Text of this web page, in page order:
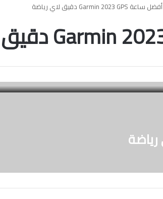
أفضل ساعة Garmin 2023 GPS دقيق لاي رياضة